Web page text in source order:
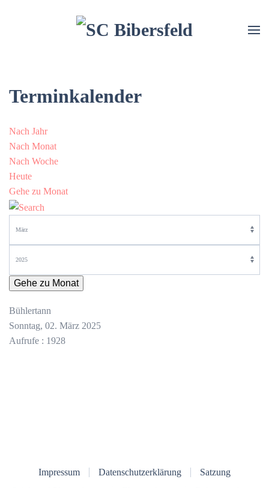
Terminkalender
Nach Jahr
Nach Monat
Nach Woche
Heute
Gehe zu Monat
Gehe zu Monat
Bühlertann
Sonntag, 02. März 2025
Aufrufe : 1928
Impressum Datenschutzerklärung Satzung